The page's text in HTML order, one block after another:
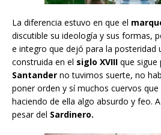
La diferencia estuvo en que el
discutible su ideología y sus formas,
e integro que dejó para la posteridad
construida en el siglo XVIII que sigue
Santander no tuvimos suerte, no
poner orden y sí muchos cuervos
haciendo de ella algo absurdo y feo.
pesar del Sardinero.